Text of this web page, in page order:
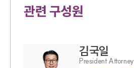
관련 구성원
김국일
President Attorney